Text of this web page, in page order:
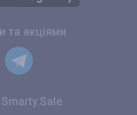
та акціями